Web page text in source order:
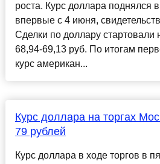
роста. Курс доллара поднялся
впервые с 4 июня,
Сделки по доллару
68,94-69,13 руб. По итогам
курс американ...
Курс доллара на торгах
79 рублей
Курс доллара в ходе торгов в